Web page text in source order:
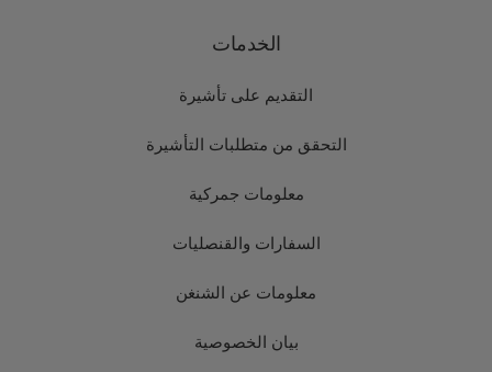
الخدمات
التقديم على تأشيرة
التحقق من متطلبات التأشيرة
معلومات جمركية
السفارات والقنصليات
معلومات عن الشنغن
بيان الخصوصية